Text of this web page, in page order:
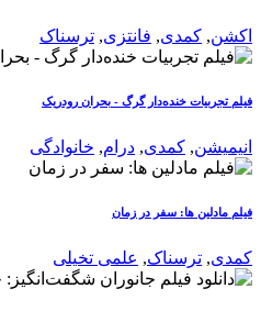
اکشن, کمدی, فانتزی, ترسناک
فیلم تجربیات خنده‌دار گرگ - بحران رودریک
انیمیشن, کمدی, درام, خانوادگی
فیلم مادلین ها: سفر در زمان
کمدی, ترسناک, علمی تخیلی